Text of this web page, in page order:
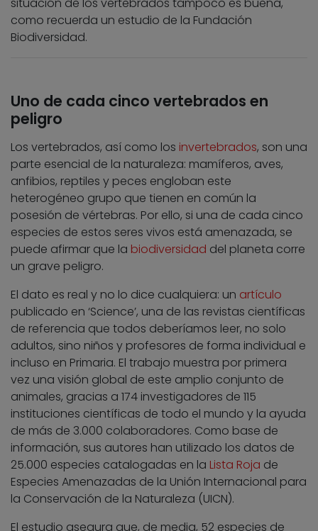
situación de los vertebrados tampoco es buena,
como recuerda un estudio de la Fundación
Biodiversidad.
Uno de cada cinco vertebrados en
peligro
Los vertebrados, así como los invertebrados, son una
parte esencial de la naturaleza: mamíferos, aves,
anfibios, reptiles y peces engloban este
heterogéneo grupo que tienen en común la
posesión de vértebras. Por ello, si una de cada cinco
especies de estos seres vivos está amenazada, se
puede afirmar que la biodiversidad del planeta corre
un grave peligro.
El dato es real y no lo dice cualquiera: un artículo
publicado en ‘Science’, una de las revistas científicas
de referencia que todos deberíamos leer, no solo
adultos, sino niños y profesores de forma individual e
incluso en Primaria. El trabajo muestra por primera
vez una visión global de este amplio conjunto de
animales, gracias a 174 investigadores de 115
instituciones científicas de todo el mundo y la ayuda
de más de 3.000 colaboradores. Como base de
información, sus autores han utilizado los datos de
25.000 especies catalogadas en la Lista Roja de
Especies Amenazadas de la Unión Internacional para
la Conservación de la Naturaleza (UICN).
El estudio asegura que, de media, 52 especies de